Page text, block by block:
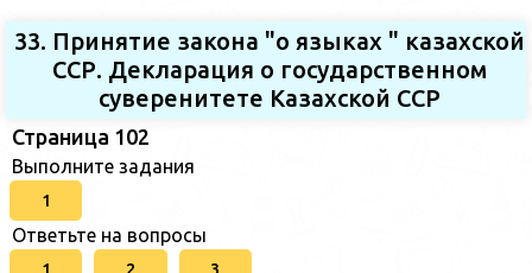
33. Принятие закона "о языках " казахской
ССР. Декларация о государственном
суверенитете Казахской ССР
Страница 102
Выполните задания
1
Ответьте на вопросы